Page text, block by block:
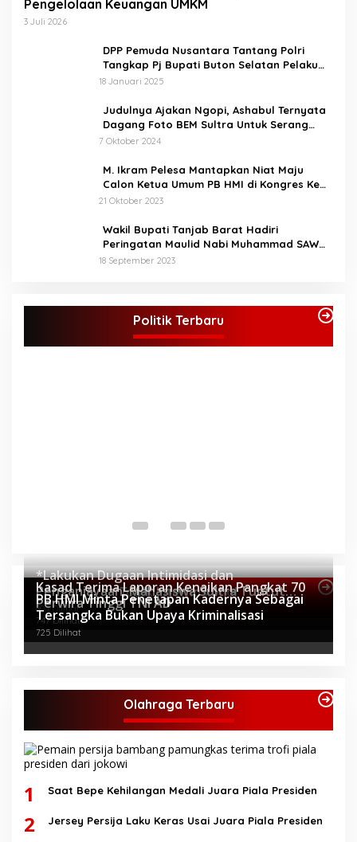
Pengelolaan Keuangan UMKM
3 Juli 2026
DPP Pemuda Nusantara Tantang Polri
Tangkap Pj Bupati Buton Selatan Pelaku
Penganiaya Aktvis HMI
18 Januari 2025
Judulnya Ajakan Ngopi, Ashabul Ternyata
Dagang Foto BEM Sultra Untuk Serang
Paslon
7 Oktober 2024
M. Ikram Pelesa Mantapkan Niat Maju
Calon Ketua Umum PB HMI di Kongres Ke
XXXII Pontianak
21 Oktober 2023
Wakil Bupati Tanjab Barat Hadiri
Peringatan Maulid Nabi Muhammad SAW
1445 H di Masjid Darul Falah Senyerang
18 September 2023
Politik Terbaru
Wakil Bupati Merangin Terpilih
7 Februari 2025
Topik Internasional
*Lakukan Dugaan Intimidasi dan
Penganiayaan, Mahasiswa Sultra Tuntut
Pemecatan Pj Bupati Buton Selatan*
804 Dilihat
Kasad Terima Laporan Kenaikan Pangkat 70
Perwira Tinggi TNI AD
747 Dilihat
PB HMI Minta Penetapan Kadernya Sebagai
Tersangka Bukan Upaya Kriminalisasi
725 Dilihat
Olahraga Terbaru
1 Saat Bepe Kehilangan Medali Juara Piala Presiden
2 Jersey Persija Laku Keras Usai Juara Piala Presiden